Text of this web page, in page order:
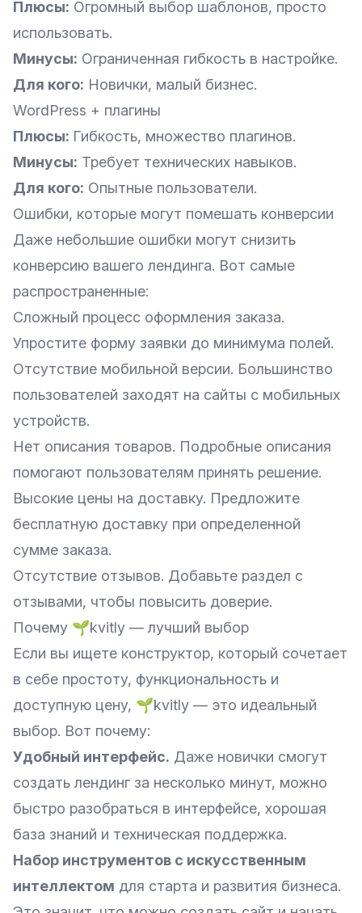
Плюсы: Огромный выбор шаблонов, просто
использовать.
Минусы: Ограниченная гибкость в настройке.
Для кого: Новички, малый бизнес.
WordPress + плагины
Плюсы: Гибкость, множество плагинов.
Минусы: Требует технических навыков.
Для кого: Опытные пользователи.
Ошибки, которые могут помешать конверсии
Даже небольшие ошибки могут снизить
конверсию вашего лендинга. Вот самые
распространенные:
Сложный процесс оформления заказа.
Упростите форму заявки до минимума полей.
Отсутствие мобильной версии. Большинство
пользователей заходят на сайты с мобильных
устройств.
Нет описания товаров. Подробные описания
помогают пользователям принять решение.
Высокие цены на доставку. Предложите
бесплатную доставку при определенной
сумме заказа.
Отсутствие отзывов. Добавьте раздел с
отзывами, чтобы повысить доверие.
Почему 🌱kvitly — лучший выбор
Если вы ищете конструктор, который сочетает
в себе простоту, функциональность и
доступную цену, ​​🌱kvitly — это идеальный
выбор. Вот почему:
Удобный интерфейс. Даже новички смогут
создать лендинг за несколько минут, можно
быстро разобраться в интерфейсе, хорошая
база знаний и техническая поддержка.
Набор инструментов с искусственным
интеллектом для старта и развития бизнеса.